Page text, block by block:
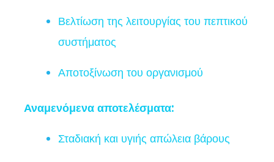
Βελτίωση της λειτουργίας του πεπτικού
συστήματος
Αποτοξίνωση του οργανισμού
Αναμενόμενα αποτελέσματα:
Σταδιακή και υγιής απώλεια βάρους